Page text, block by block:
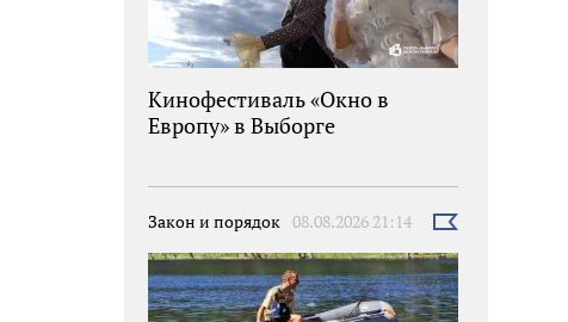
Кинофестиваль «Окно в
Европу» в Выборге
Закон и порядок 08.08.2026 21:14
Выбрать